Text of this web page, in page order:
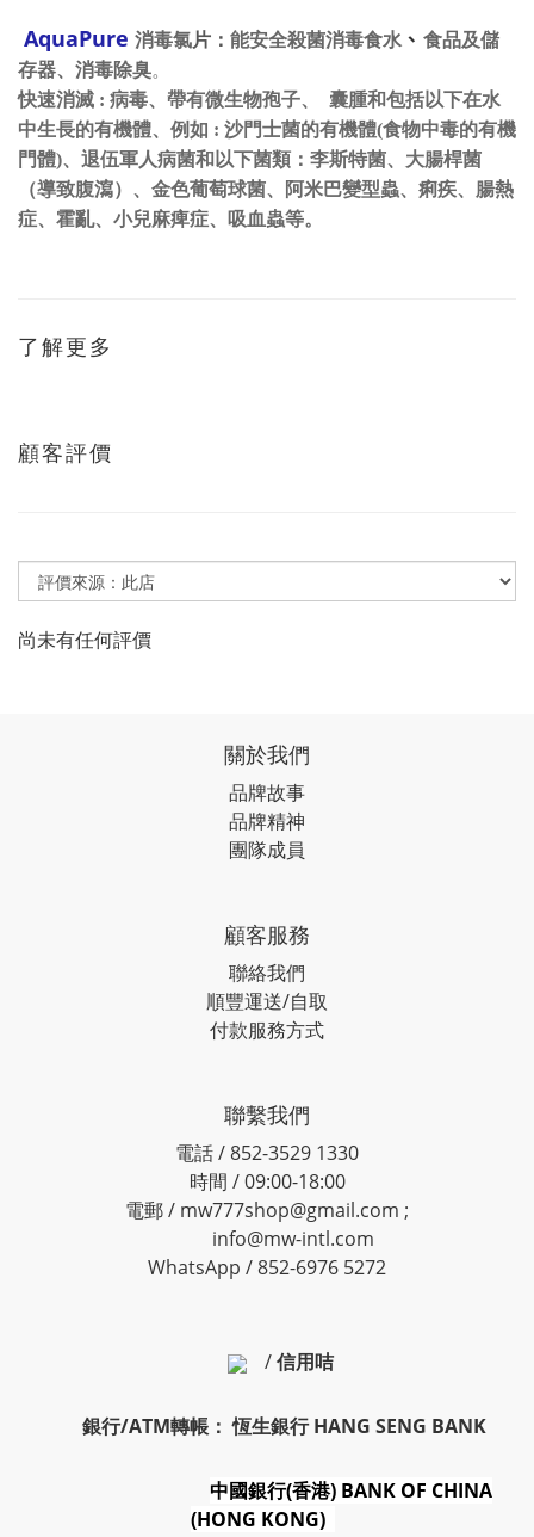
AquaPure 消毒氯片： 能安全殺菌消毒食水 、 食品及儲
存器、消毒除臭。
快速消滅 : 病毒、帶有微生物孢子、 囊腫和包括以下在水
中生長的有機體、例如 : 沙門士菌的有機體(食物中毒的有機
門體)、退伍軍人病菌和以下菌類：李斯特菌、大腸桿菌
（導致腹瀉） 、金色葡萄球菌、阿米巴變型蟲、痢疾、腸熱
症、霍亂、小兒麻痺症、吸血蟲等。
了解更多
顧客評價
尚未有任何評價
關於我們
品牌故事
品牌精神
團隊成員
顧客服務
聯絡我們
順豐運送/自取
付款服務方式
聯繫我們
電話 / 852-3529 1330
時間 / 09:00-18:00
電郵 / mw777shop@gmail.com ;
info@mw-intl.com
WhatsApp / 852-6976 5272
/信用咭
銀行/ATM轉帳： 恆生銀行 HANG SENG BANK
中國銀行(香港) BANK OF CHINA
(HONG KONG)